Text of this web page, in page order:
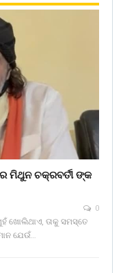
ଚକ୍ରବର୍ତୀ ଙ୍କ
0
ଖୋଲିଥାଏ, ତାକୁ ସମସ୍ତେ
ଯେଉଁ…